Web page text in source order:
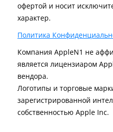
офертой и носит
характер.
Политика
Компания AppleN1 не
является лицензиаром
вендора.
Логотипы и торговые
зарегистрированной
собственностью Apple Inc.